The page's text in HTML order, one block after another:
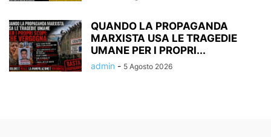
QUANDO LA PROPAGANDA
MARXISTA USA LE TRAGEDIE
UMANE PER I PROPRI...
admin - 5 Agosto 2026